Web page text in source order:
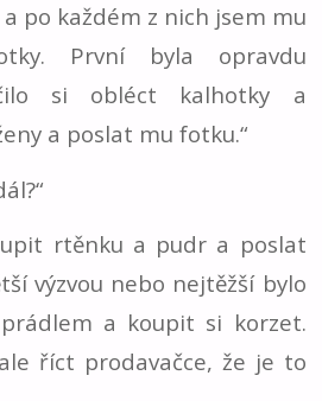
po každém z nich jsem mu
První byla opravdu
si obléct kalhotky a
a poslat mu fotku.“
rtěnku a pudr a poslat
výzvou nebo nejtěžší bylo
a koupit si korzet.
říct prodavačce, že je to